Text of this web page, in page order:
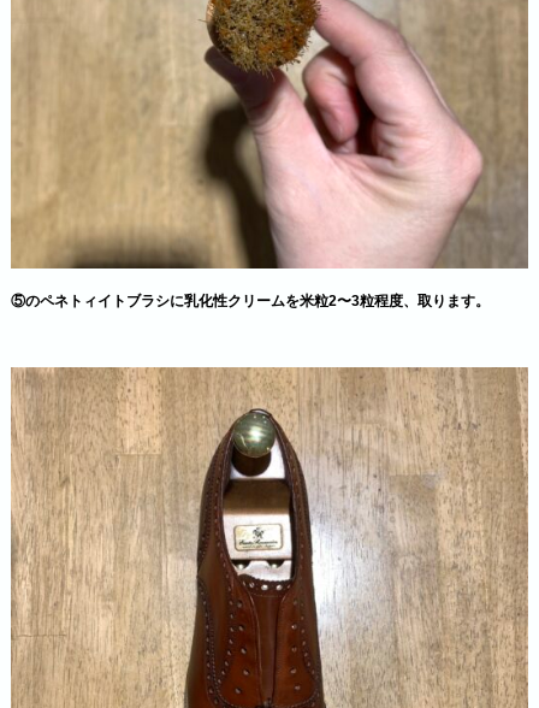
⑤のペネトィイトブラシに乳化性クリームを米粒2〜3粒程度、取ります。